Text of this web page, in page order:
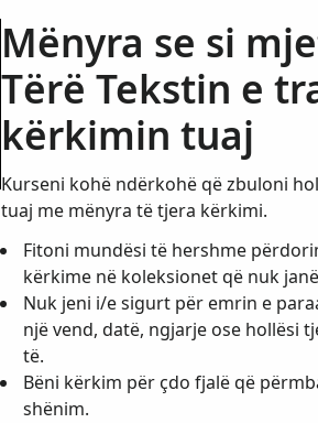
Mënyra se si
Tërë Tekstin e
kërkimin tuaj
Kurseni kohë ndërkohë që zbuloni
tuaj me mënyra të tjera kërkimi.
Fitoni mundësi të hershme
kërkime në koleksionet që nuk
Nuk jeni i/e sigurt për emrin e
një vend, datë, ngjarje ose hollësi
të.
Bëni kërkim për çdo fjalë që
shënim.